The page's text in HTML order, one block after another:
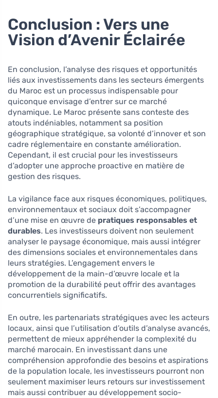
Conclusion : Vers une
Vision d’Avenir Éclairée
En conclusion, l’analyse des risques et opportunités
liés aux investissements dans les secteurs émergents
du Maroc est un processus indispensable pour
quiconque envisage d’entrer sur ce marché
dynamique. Le Maroc présente sans conteste des
atouts indéniables, notamment sa position
géographique stratégique, sa volonté d’innover et son
cadre réglementaire en constante amélioration.
Cependant, il est crucial pour les investisseurs
d’adopter une approche proactive en matière de
gestion des risques.
La vigilance face aux risques économiques, politiques,
environnementaux et sociaux doit s’accompagner
d’une mise en œuvre de pratiques responsables et
durables. Les investisseurs doivent non seulement
analyser le paysage économique, mais aussi intégrer
des dimensions sociales et environnementales dans
leurs stratégies. L’engagement envers le
développement de la main-d’œuvre locale et la
promotion de la durabilité peut offrir des avantages
concurrentiels significatifs.
En outre, les partenariats stratégiques avec les acteurs
locaux, ainsi que l’utilisation d’outils d’analyse avancés,
permettent de mieux appréhender la complexité du
marché marocain. En investissant dans une
compréhension approfondie des besoins et aspirations
de la population locale, les investisseurs pourront non
seulement maximiser leurs retours sur investissement
mais aussi contribuer au développement socio-